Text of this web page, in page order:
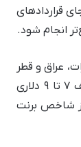
قراردادهای
انجام شود.
عراق و قطر
را با تخفیف‌های قابل توجه خریداری کرده‌اند. در برخی معاملات، نفت آپر زاکوم ابوظبی با تخفیف ۷ تا ۹ دلاری
شاخص برنت